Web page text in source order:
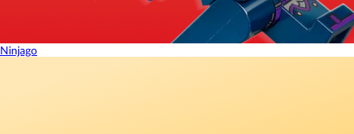
Ninjago